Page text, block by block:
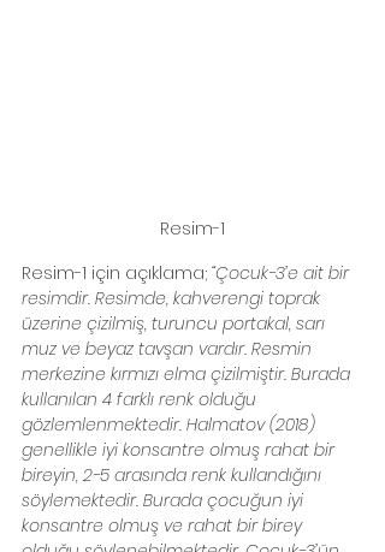
Resim-1
Resim-1 için açıklama; “Çocuk-3’e ait bir
resimdir. Resimde, kahverengi toprak
üzerine çizilmiş, turuncu portakal, sarı
muz ve beyaz tavşan vardır. Resmin
merkezine kırmızı elma çizilmiştir. Burada
kullanılan 4 farklı renk olduğu
gözlemlenmektedir. Halmatov (2018)
genellikle iyi konsantre olmuş rahat bir
bireyin, 2-5 arasında renk kullandığını
söylemektedir. Burada çocuğun iyi
konsantre olmuş ve rahat bir birey